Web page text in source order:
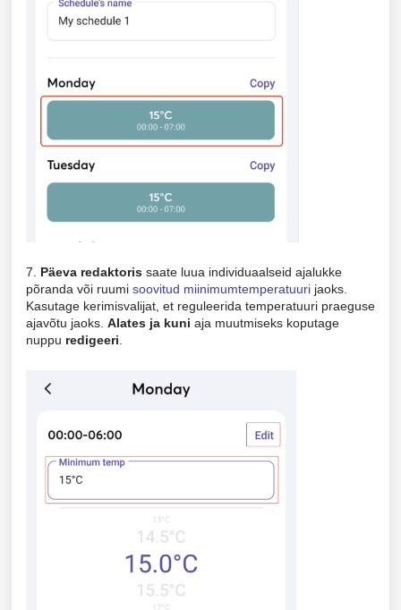
7. Päeva redaktoris saate luua individuaalseid ajalukke
põranda või ruumi soovitud miinimumtemperatuuri jaoks.
Kasutage kerimisvalijat, et reguleerida temperatuuri praeguse
ajavõtu jaoks. Alates ja kuni aja muutmiseks koputage
nuppu redigeeri